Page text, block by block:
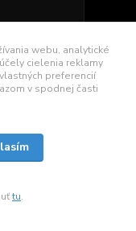
webu, analytické
cielenia reklamy
preferencií
v spodnej časti
tu.